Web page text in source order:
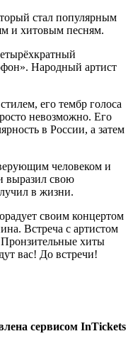
стал популярным
и хитовым песням.
Народный артист
его тембр голоса
невозможно. Его
в России, а затем
человеком и
выразил свою
в жизни.
своим концертом
Встреча с артистом
хиты
вас! До встречи!
сервисом InTickets